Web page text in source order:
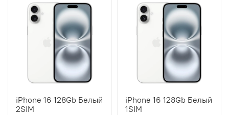
iPhone 16 128Gb Белый
2SIM
iPhone 16 128Gb Белый
1SIM